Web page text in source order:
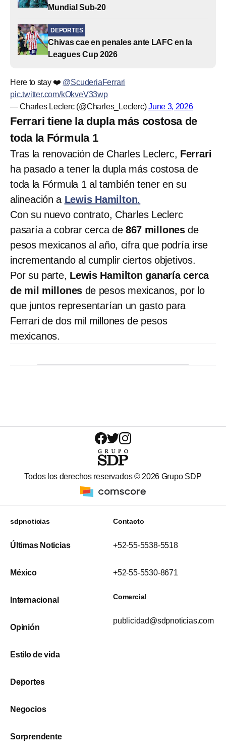
Mundial Sub-20
DEPORTES
Chivas cae en penales ante LAFC en la
Leagues Cup 2026
Here to stay ❤️ @ScuderiaFerrari
pic.twitter.com/kOkveV33wp
— Charles Leclerc (@Charles_Leclerc)June 3, 2026
Ferrari tiene la dupla más costosa de
toda la Fórmula 1
Tras la renovación de Charles Leclerc, Ferrari
ha pasado a tener la dupla más costosa de
toda la Fórmula 1 al también tener en su
alineación a Lewis Hamilton.
Con su nuevo contrato, Charles Leclerc
pasaría a cobrar cerca de 867 millones de
pesos mexicanos al año, cifra que podría irse
incrementando al cumplir ciertos objetivos.
Por su parte, Lewis Hamilton ganaría cerca
de mil millones de pesos mexicanos, por lo
que juntos representarían un gasto para
Ferrari de dos mil millones de pesos
mexicanos.
Todos los derechos reservados © 2026 Grupo SDP
sdpnoticias
Últimas Noticias
México
Internacional
Opinión
Estilo de vida
Deportes
Negocios
Sorprendente
Contacto
+52-55-5538-5518
+52-55-5530-8671
Comercial
publicidad@sdpnoticias.com